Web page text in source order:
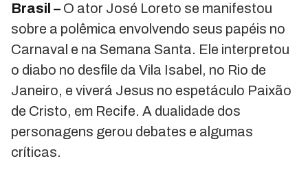
Brasil – O ator José Loreto se manifestou
sobre a polêmica envolvendo seus papéis no
Carnaval e na Semana Santa. Ele interpretou
o diabo no desfile da Vila Isabel, no Rio de
Janeiro, e viverá Jesus no espetáculo Paixão
de Cristo, em Recife. A dualidade dos
personagens gerou debates e algumas
críticas.